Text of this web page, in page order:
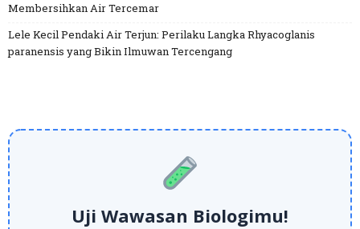
Membersihkan Air Tercemar
Lele Kecil Pendaki Air Terjun: Perilaku Langka Rhyacoglanis
paranensis yang Bikin Ilmuwan Tercengang
Uji Wawasan Biologimu!